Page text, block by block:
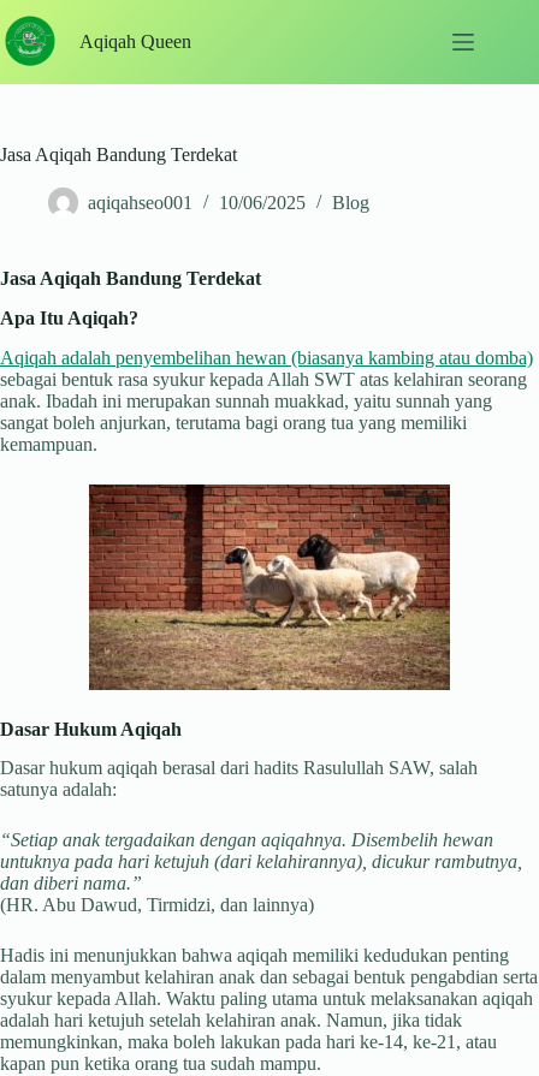
to
content
Aqiqah Queen
Jasa Aqiqah Bandung Terdekat
aqiqahseo001 10/06/2025 Blog
Jasa Aqiqah Bandung Terdekat
Apa Itu Aqiqah?
Aqiqah adalah penyembelihan hewan (biasanya kambing atau domba)
sebagai bentuk rasa syukur kepada Allah SWT atas kelahiran seorang
anak. Ibadah ini merupakan sunnah muakkad, yaitu sunnah yang
sangat boleh anjurkan, terutama bagi orang tua yang memiliki
kemampuan.
Dasar Hukum Aqiqah
Dasar hukum aqiqah berasal dari hadits Rasulullah SAW, salah
satunya adalah:
“Setiap anak tergadaikan dengan aqiqahnya. Disembelih hewan
untuknya pada hari ketujuh (dari kelahirannya), dicukur rambutnya,
dan diberi nama.”
(HR. Abu Dawud, Tirmidzi, dan lainnya)
Hadis ini menunjukkan bahwa aqiqah memiliki kedudukan penting
dalam menyambut kelahiran anak dan sebagai bentuk pengabdian serta
syukur kepada Allah. Waktu paling utama untuk melaksanakan aqiqah
adalah hari ketujuh setelah kelahiran anak. Namun, jika tidak
memungkinkan, maka boleh lakukan pada hari ke-14, ke-21, atau
kapan pun ketika orang tua sudah mampu.